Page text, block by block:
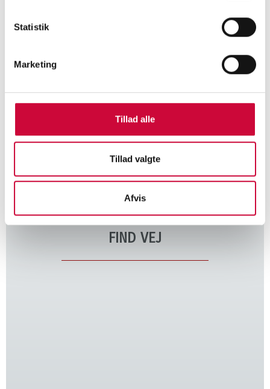
Statistik
Marketing
Tillad alle
Tillad valgte
Afvis
and learn more about our
KONTAKT
Klokkerholm Karosseridele A/S
DK-9320 Hjallerup, Denmark
Tel. +45 9828 4444
CVR 34250316
info@klokkerholm.com
FIND VEJ